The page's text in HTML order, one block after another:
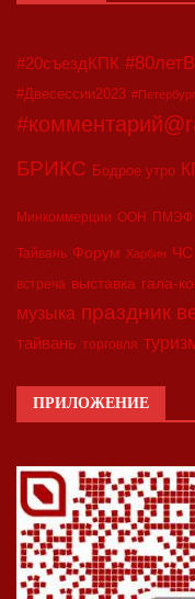
#20съездКПК
#Двесессии2023
БРИКС Бодрое утро
Минкоммерции ООН ПМЭФ
Тайвань Форум Харбин ЧС
встреча выставка гала-
музыка праздник
тайвань торговля
ПРИЛОЖЕНИЕ